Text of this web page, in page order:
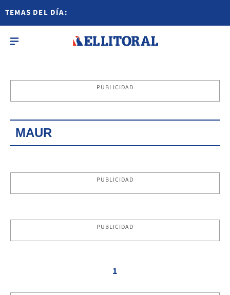
TEMAS DEL DÍA:
PUBLICIDAD
MAUR
PUBLICIDAD
PUBLICIDAD
1